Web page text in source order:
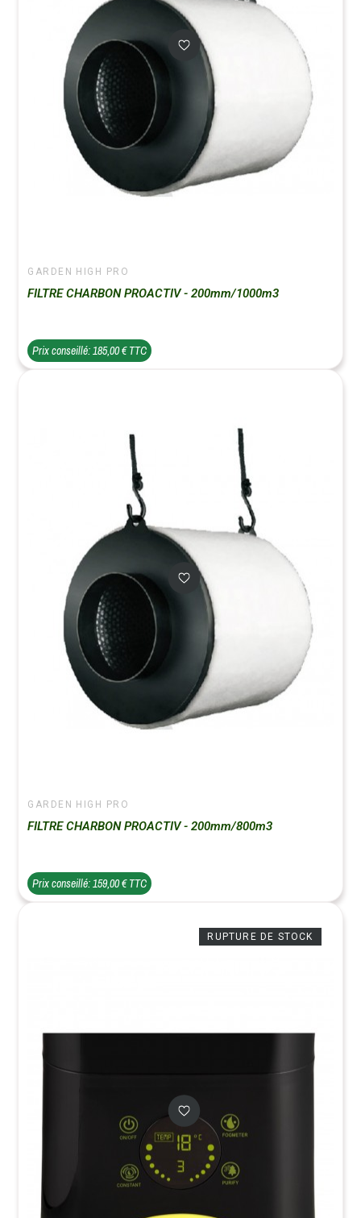
GARDEN HIGH PRO
FILTRE CHARBON PROACTIV - 200mm/1000m3
Prix conseillé: 185,00 € TTC
GARDEN HIGH PRO
FILTRE CHARBON PROACTIV - 200mm/800m3
Prix conseillé: 159,00 € TTC
RUPTURE DE STOCK